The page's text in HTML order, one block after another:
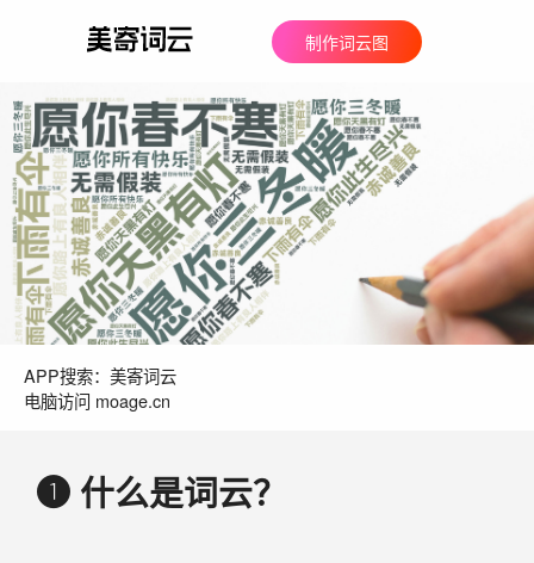
制作词云图
APP搜索：美寄词云
电脑访问 moage.cn
❶ 什么是词云？